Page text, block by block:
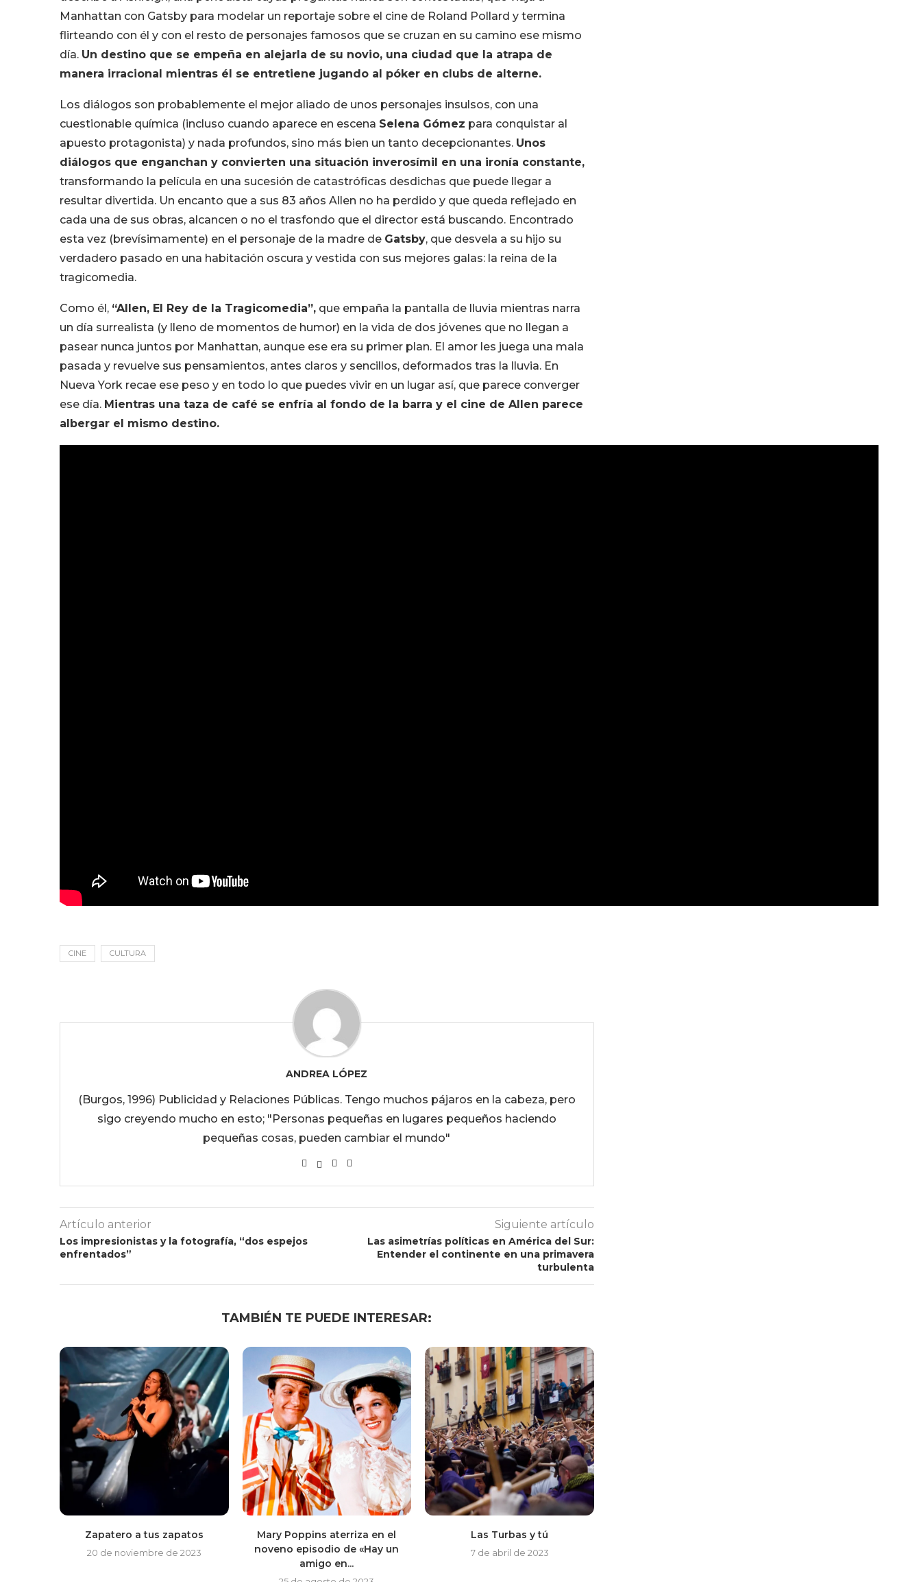
Manhattan con Gatsby para modelar un reportaje sobre el cine de Roland Pollard y termina
flirteando con él y con el resto de personajes famosos que se cruzan en su camino ese mismo
día. Un destino que se empeña en alejarla de su novio, una ciudad que la atrapa de
manera irracional mientras él se entretiene jugando al póker en clubs de alterne.
Los diálogos son probablemente el mejor aliado de unos personajes insulsos, con una
cuestionable química (incluso cuando aparece en escena Selena Gómez para conquistar al
apuesto protagonista) y nada profundos, sino más bien un tanto decepcionantes. Unos
diálogos que enganchan y convierten una situación inverosímil en una ironía constante,
transformando la película en una sucesión de catastróficas desdichas que puede llegar a
resultar divertida. Un encanto que a sus 83 años Allen no ha perdido y que queda reflejado en
cada una de sus obras, alcancen o no el trasfondo que el director está buscando. Encontrado
esta vez (brevísimamente) en el personaje de la madre de Gatsby, que desvela a su hijo su
verdadero pasado en una habitación oscura y vestida con sus mejores galas: la reina de la
tragicomedia.
Como él, “Allen, El Rey de la Tragicomedia”, que empaña la pantalla de lluvia mientras narra
un día surrealista (y lleno de momentos de humor) en la vida de dos jóvenes que no llegan a
pasear nunca juntos por Manhattan, aunque ese era su primer plan. El amor les juega una mala
pasada y revuelve sus pensamientos, antes claros y sencillos, deformados tras la lluvia. En
Nueva York recae ese peso y en todo lo que puedes vivir en un lugar así, que parece converger
ese día. Mientras una taza de café se enfría al fondo de la barra y el cine de Allen parece
albergar el mismo destino.
CINE CULTURA
ANDREA LÓPEZ
(Burgos, 1996) Publicidad y Relaciones Públicas. Tengo muchos pájaros en la cabeza, pero
sigo creyendo mucho en esto; "Personas pequeñas en lugares pequeños haciendo
pequeñas cosas, pueden cambiar el mundo"
Artículo anterior
Los impresionistas y la fotografía, “dos espejos
enfrentados”
Siguiente artículo
Las asimetrías políticas en América del Sur:
Entender el continente en una primavera
turbulenta
TAMBIÉN TE PUEDE INTERESAR:
Zapatero a tus zapatos
20 de noviembre de 2023
Mary Poppins aterriza en el
noveno episodio de «Hay un
amigo en...
Las Turbas y tú
7 de abril de 2023